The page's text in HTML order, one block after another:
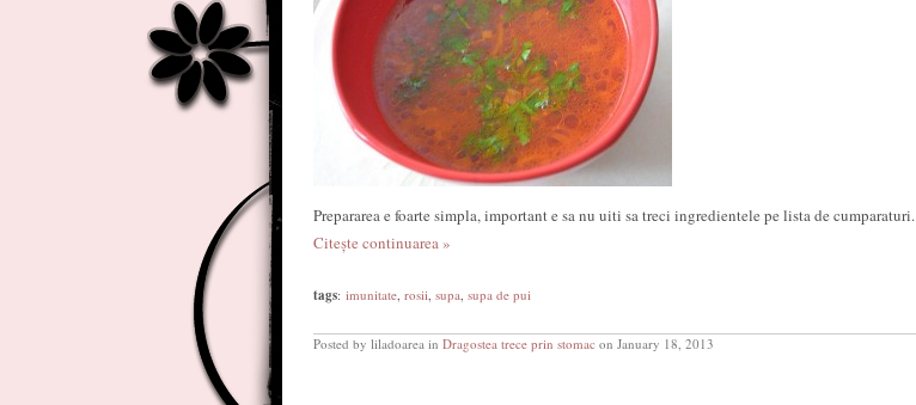
Prepararea e foarte simpla, important e sa nu uiti sa treci ingredientele pe lista de cumparaturi.
Citește continuarea »
tags: imunitate, rosii, supa, supa de pui
Posted by liladoarea in Dragostea trece prin stomac on January 18, 2013